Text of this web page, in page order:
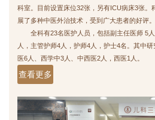
科室。目前设置床位32张，另有ICU病床3张。
展了多种中医外治技术，受到广大患者的好评。
全科有23名医护人员，包括副主任医师 5
人，主管护师4人，护师4人，护士4名。其中
医6人、西学中3人、中西医2人，西医1人。
查看更多